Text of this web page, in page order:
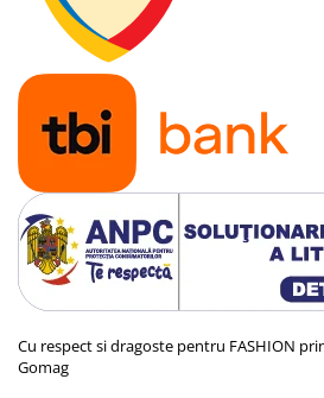
Cu respect si dragoste pentru FASHION
Gomag